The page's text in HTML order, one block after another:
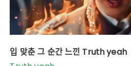
입 맞춘 그 순간 느낀 Truth